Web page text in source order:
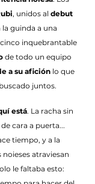
, unidos al debut
la guinda a una
inquebrantable
de todo un equipo
a su afición lo que
juntos.
está. La racha sin
cara a puerta...
tiempo, y a la
noieses atraviesan
le faltaba esto: